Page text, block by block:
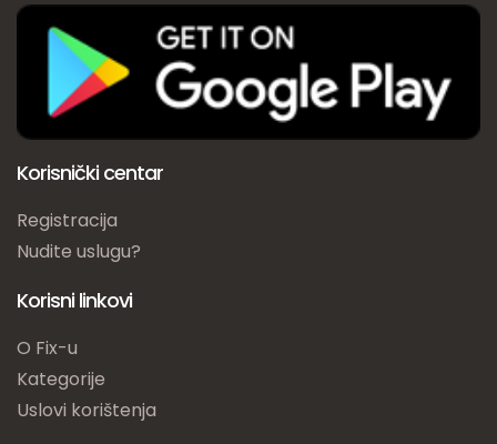
Korisnički centar
Registracija
Nudite uslugu?
Korisni linkovi
O Fix-u
Kategorije
Uslovi korištenja